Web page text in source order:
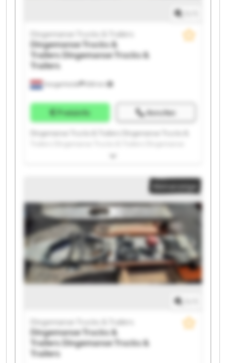
Hoogerheide
Dingemanse Trucks & Trailers
Dingemanse Trucks &
Trailers Dingemanse Trucks &
Trailers
Preisinfo Anrufen
Dingemanse Trucks & Trailers Dingemanse Trucks &
Trucks & Trailers Dingemanse Trucks & Trailers
Trailers Dingemanse Trucks & Trailers Dingemanse
Trucks & Trailers Dingemanse Trucks & Trailers
Dingemanse Trucks & Trailers Dingemanse Trucks &
Trailers Dingemanse Trucks & Trailers Dingemanse
Trucks & Trailers Dingemanse Trucks & Trailers
Dingemanse Trucks & Trailers Dingemanse Trucks &
Trailers Dingemanse Trucks & Trailers Dingemanse
Trucks & Trailers Dingemanse Trucks & Trailers
Kleinanzeige
Dingemanse Trucks & Trailers
Dingemanse Trucks &
Trailers Dingemanse Trucks &
Trailers